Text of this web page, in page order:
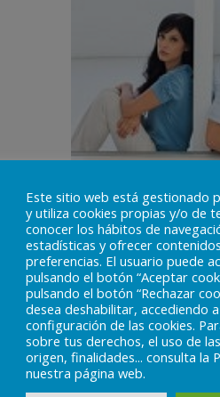
estresante para el
sensación de pérdida de
puede asociarse al
de profesionales para
depresivos debido a la
este sentido, es muy
Este sitio web está gestionado
y utiliza cookies propias y/o de
conocer los hábitos de
estadísticas y ofrecer
preferencias. El usuario puede
pulsando el botón “Aceptar
pulsando el botón “Rechazar
desea deshabilitar, accediendo
configuración de las cookies.
sobre tus derechos, el uso de
origen, finalidades... consulta la
nuestra página web.